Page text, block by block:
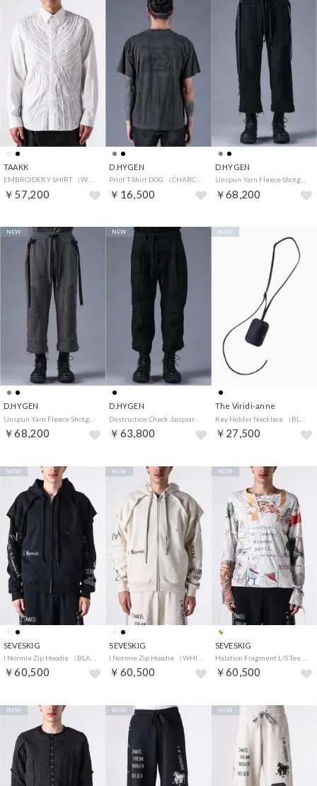
TAAKK
EMBROIDERY SHIRT （WHITE）
￥57,200
D.HYGEN
Print T-Shirt DOG （CHARCOAL）
￥16,500
D.HYGEN
Unspun Yarn Fleece Shotgun Wide Cropped Pants （BLACK）
￥68,200
D.HYGEN
￥68,200
NEW
D.HYGEN
￥63,800
NEW
The Viridi-anne
￥27,500
NEW
SEVESKIG
￥60,500
NEW
SEVESKIG
￥60,500
NEW
SEVESKIG
￥60,500
NEW
NEW NEW NEW